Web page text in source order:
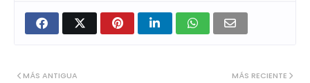
MÁS RECIENTE
MÁS ANTIGUA